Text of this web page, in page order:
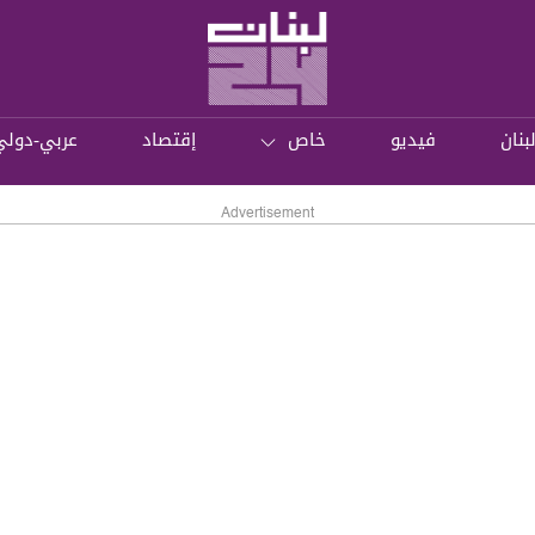
لبنان فيديو خاص إقتصاد عربي-
Advertisement